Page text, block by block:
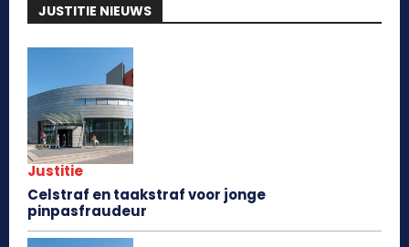
JUSTITIE NIEUWS
Justitie
Celstraf en taakstraf voor jonge
pinpasfraudeur